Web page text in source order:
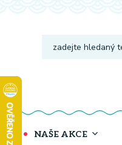
NAŠE AKCE